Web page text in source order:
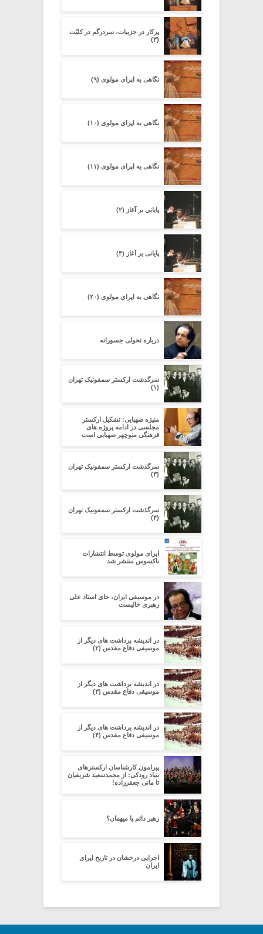
پرکار در جزییات، سردرگم در کلیّت
(۳)
نگاهی به اپرای مولوی (۹)
نگاهی به اپرای مولوی (۱۰)
نگاهی به اپرای مولوی (۱۱)
پایانی بر آغاز (۲)
پایانی بر آغاز (۳)
نگاهی به اپرای مولوی (۲۰)
درباره تحولی جسورانه
سرگذشت ارکستر سمفونیک تهران
(۱)
منیژه صهبایی: تشکیل ارکستر
مجلسی در ادامه پروژه های
فرهنگی منوچهر صهبایی است
سرگذشت ارکستر سمفونیک تهران
(۳)
سرگذشت ارکستر سمفونیک تهران
(۴)
اپرای مولوی توسط انتشارات
ناکسوس منتشر شد
در موسیقی ایران، جای استاد علی
رهبری خالیست
در اندیشه برداشت های دیگر از
موسیقی دفاع مقدس (۲)
در اندیشه برداشت های دیگر از
موسیقی دفاع مقدس (۳)
در اندیشه برداشت های دیگر از
موسیقی دفاع مقدس (۴)
پیرامون کارشناسان ارکسترهای
بنیاد رودکی: از محمدسعید شریفیان
تا مانی جعفرزاده!
رهبر دائم یا میهمان؟
اجرایی درخشان در تاریخ اپرای
ایران